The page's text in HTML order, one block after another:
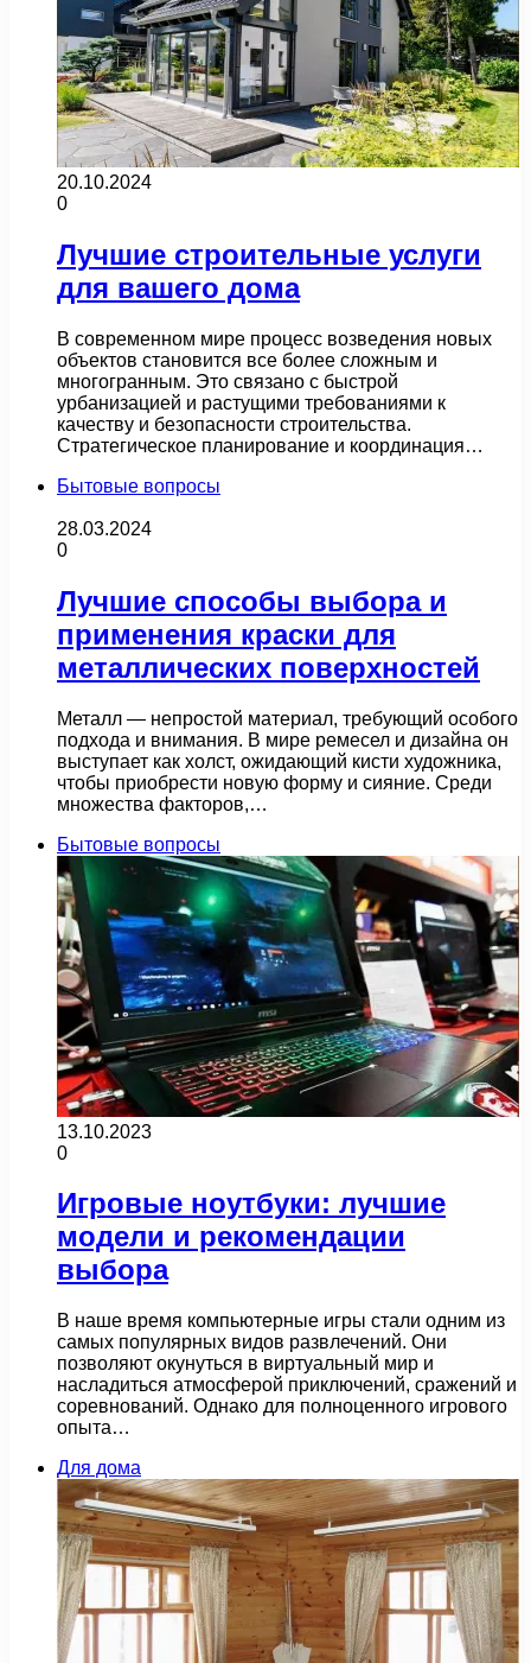
20.10.2024
0
Лучшие строительные услуги
для вашего дома
В современном мире процесс возведения новых
объектов становится все более сложным и
многогранным. Это связано с быстрой
урбанизацией и растущими требованиями к
качеству и безопасности строительства.
Стратегическое планирование и координация…
Бытовые вопросы
28.03.2024
0
Лучшие способы выбора и
применения краски для
металлических поверхностей
Металл — непростой материал, требующий особого
подхода и внимания. В мире ремесел и дизайна он
выступает как холст, ожидающий кисти художника,
чтобы приобрести новую форму и сияние. Среди
множества факторов,…
Бытовые вопросы
13.10.2023
0
Игровые ноутбуки: лучшие
модели и рекомендации
выбора
В наше время компьютерные игры стали одним из
самых популярных видов развлечений. Они
позволяют окунуться в виртуальный мир и
насладиться атмосферой приключений, сражений и
соревнований. Однако для полноценного игрового
опыта…
Для дома